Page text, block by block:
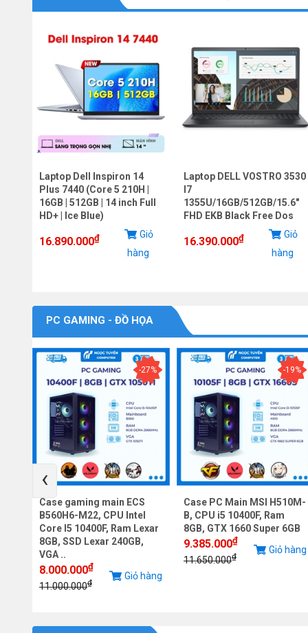
Laptop Dell Inspiron 14
Plus 7440 (Core 5 210H |
16GB | 512GB | 14 inch Full
HD+ | Ice Blue)
16.890.000₫
Giỏ
hàng
Laptop DELL VOSTRO 3530
I7
1355U/16GB/512GB/15.6"
FHD EKB Black Free Dos
16.390.000₫
Giỏ
hàng
PC GAMING - ĐỒ HỌA
-27%
Case gaming main ECS
B560H6-M22, CPU Intel
Core I5 10400F, Ram Lexar
8GB, SSD Lexar 240GB,
VGA ..
8.000.000₫
11.000.000₫
Giỏ hàng
-19%
Case PC Main MSI H510M-
B, CPU i5 10400F, Ram
8GB, GTX 1660 Super 6GB
9.385.000₫
11.650.000₫
Giỏ hàng
‹